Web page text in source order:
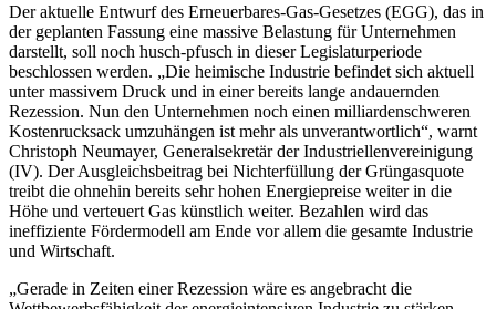
Der aktuelle Entwurf des Erneuerbares-Gas-Gesetzes (EGG), das in
der geplanten Fassung eine massive Belastung für Unternehmen
darstellt, soll noch husch-pfusch in dieser Legislaturperiode
beschlossen werden. „Die heimische Industrie befindet sich aktuell
unter massivem Druck und in einer bereits lange andauernden
Rezession. Nun den Unternehmen noch einen milliardenschweren
Kostenrucksack umzuhängen ist mehr als unverantwortlich“, warnt
Christoph Neumayer, Generalsekretär der Industriellenvereinigung
(IV). Der Ausgleichsbeitrag bei Nichterfüllung der Grüngasquote
treibt die ohnehin bereits sehr hohen Energiepreise weiter in die
Höhe und verteuert Gas künstlich weiter. Bezahlen wird das
ineffiziente Fördermodell am Ende vor allem die gesamte Industrie
und Wirtschaft.
„Gerade in Zeiten einer Rezession wäre es angebracht die